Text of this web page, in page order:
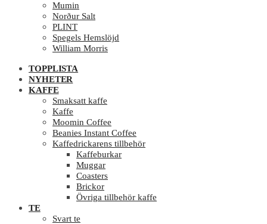
Mumin
Norður Salt
PLINT
Spegels Hemslöjd
William Morris
TOPPLISTA
NYHETER
KAFFE
Smaksatt kaffe
Kaffe
Moomin Coffee
Beanies Instant Coffee
Kaffedrickarens tillbehör
Kaffeburkar
Muggar
Coasters
Brickor
Övriga tillbehör kaffe
TE
Svart te